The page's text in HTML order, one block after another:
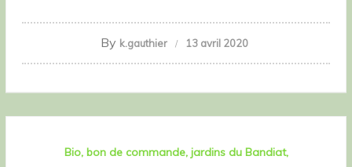
By k.gauthier 13 avril 2020
Bio bon de commande jardins du Bandiat